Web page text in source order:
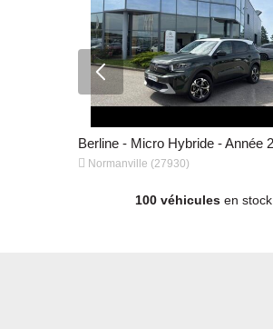
 Normanville (27930)
100 véhiculesen stock